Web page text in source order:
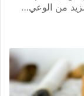
من الوعي…